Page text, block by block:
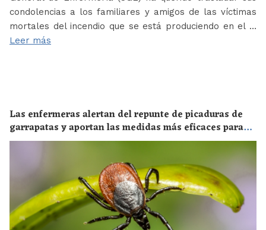
condolencias a los familiares y amigos de las víctimas
mortales del incendio que se está produciendo en el …
Leer más
Las enfermeras alertan del repunte de picaduras de
garrapatas y aportan las medidas más eficaces para
evitar las enfermedades derivadas